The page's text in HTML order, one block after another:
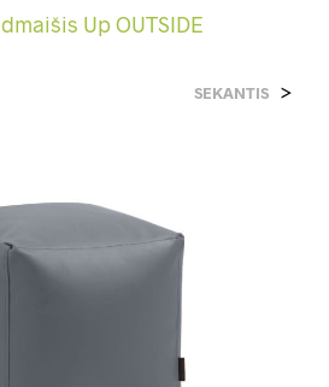
Up OUTSIDE
SEKANTIS >